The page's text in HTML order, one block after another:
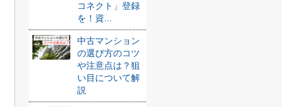
コネクト」登録
を！資...
中古マンション
の選び方のコツ
や注意点は？狙
い目について解
説